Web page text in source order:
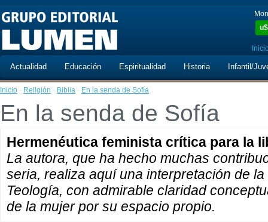
u$
Actualidad Educación Espiritualidad Historia Infantil/
Inicio · Religión · Biblia · En la senda de Sofía
En la senda de Sofía
Hermenéutica feminista crítica para la
La autora, que ha hecho muchas
seria, realiza aquí una interpretación de
Teología, con admirable claridad
de la mujer por su espacio propio.